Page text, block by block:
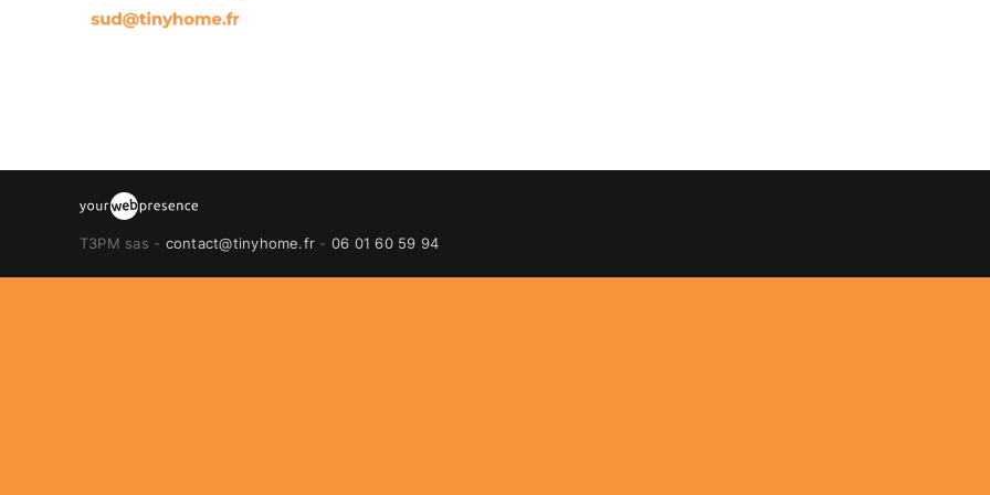
T3PM sas - contact@tinyhome.fr - 06 01 60 59 94